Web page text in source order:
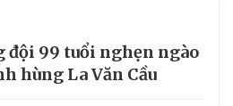
đội 99 tuổi nghẹn ngào
hùng La Văn Cầu